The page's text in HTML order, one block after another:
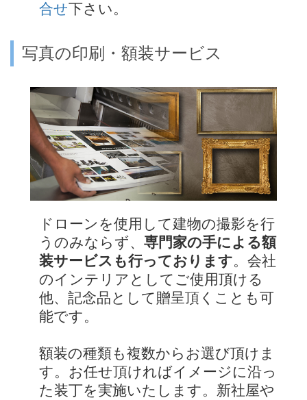
合せ下さい。
写真の印刷・額装サービス
ドローンを使用して建物の撮影を行
うのみならず、 専門家の手による額
装サービスも行っております。会社
のインテリアとしてご使用頂ける
他、記念品として贈呈頂くことも可
能です。
額装の種類も複数からお選び頂けま
す。お任せ頂ければイメージに沿っ
た装丁を実施いたします。新社屋や